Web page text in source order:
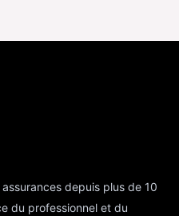
depuis plus de 10
du professionnel et du